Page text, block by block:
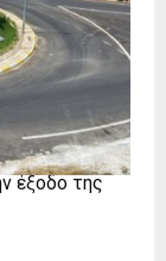
έξοδο της